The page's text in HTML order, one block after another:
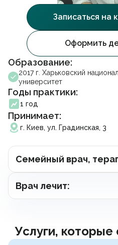
Психотерапия
Стоматология
Гинекология
Проктология
Эндокринология
Отоларингология
Дерматовенерология
Кардиология
Неврология
Ортопедія і
Гастроэнтерология
Вакцинация
Косметология
Массаж и
Онлайн консультация
Партнерство
Франшиза
Контакты
Записаться
Образование:
2017 г. Харьковский
университет
Годы практики:
1 год
Принимает:
г. Киев, ул. Градинская, 3
Записаться на
Оформить
Семейный врач,
Врач лечит:
Услуги, которые